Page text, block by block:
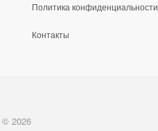
Политика конфиденциальности
Контакты
© 2026